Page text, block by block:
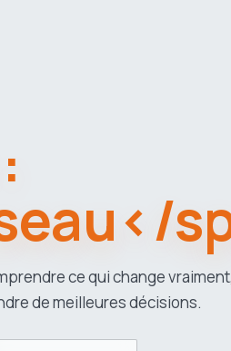
ce qui change vraiment,
de meilleures décisions.